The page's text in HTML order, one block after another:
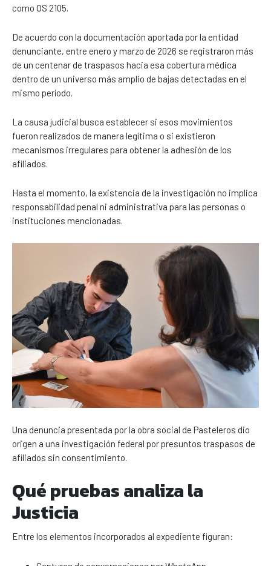
como OS 2105.
De acuerdo con la documentación aportada por la entidad
denunciante, entre enero y marzo de 2026 se registraron más
de un centenar de traspasos hacia esa cobertura médica
dentro de un universo más amplio de bajas detectadas en el
mismo período.
La causa judicial busca establecer si esos movimientos
fueron realizados de manera legítima o si existieron
mecanismos irregulares para obtener la adhesión de los
afiliados.
Hasta el momento, la existencia de la investigación no implica
responsabilidad penal ni administrativa para las personas o
instituciones mencionadas.
Una denuncia presentada por la obra social de Pasteleros dio
origen a una investigación federal por presuntos traspasos de
afiliados sin consentimiento.
Qué pruebas analiza la
Justicia
Entre los elementos incorporados al expediente figuran: